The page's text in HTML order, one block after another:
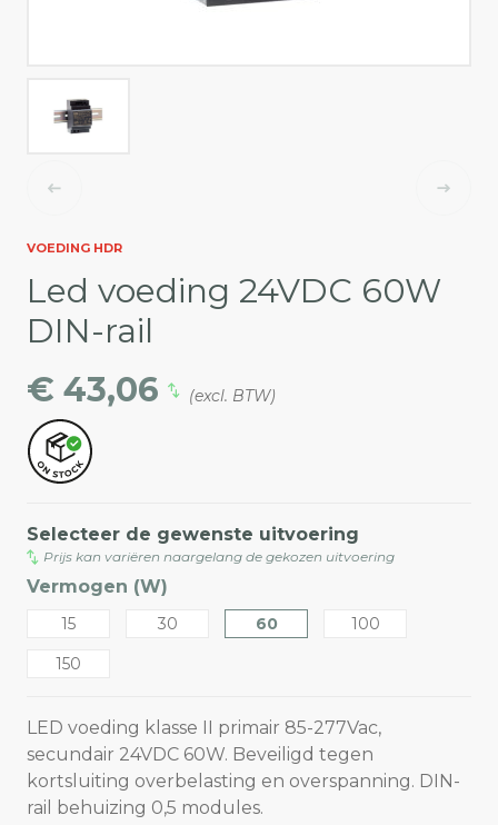
VOEDING HDR
Led voeding 24VDC 60W
DIN-rail
€ 43,06
(excl. BTW)
Selecteer de gewenste uitvoering
Prijs kan variëren naargelang de gekozen uitvoering
Vermogen (W)
15 30 60
100
150
LED voeding klasse II primair 85-277Vac,
secundair 24VDC 60W. Beveiligd tegen
kortsluiting overbelasting en overspanning. DIN-
rail behuizing 0,5 modules.